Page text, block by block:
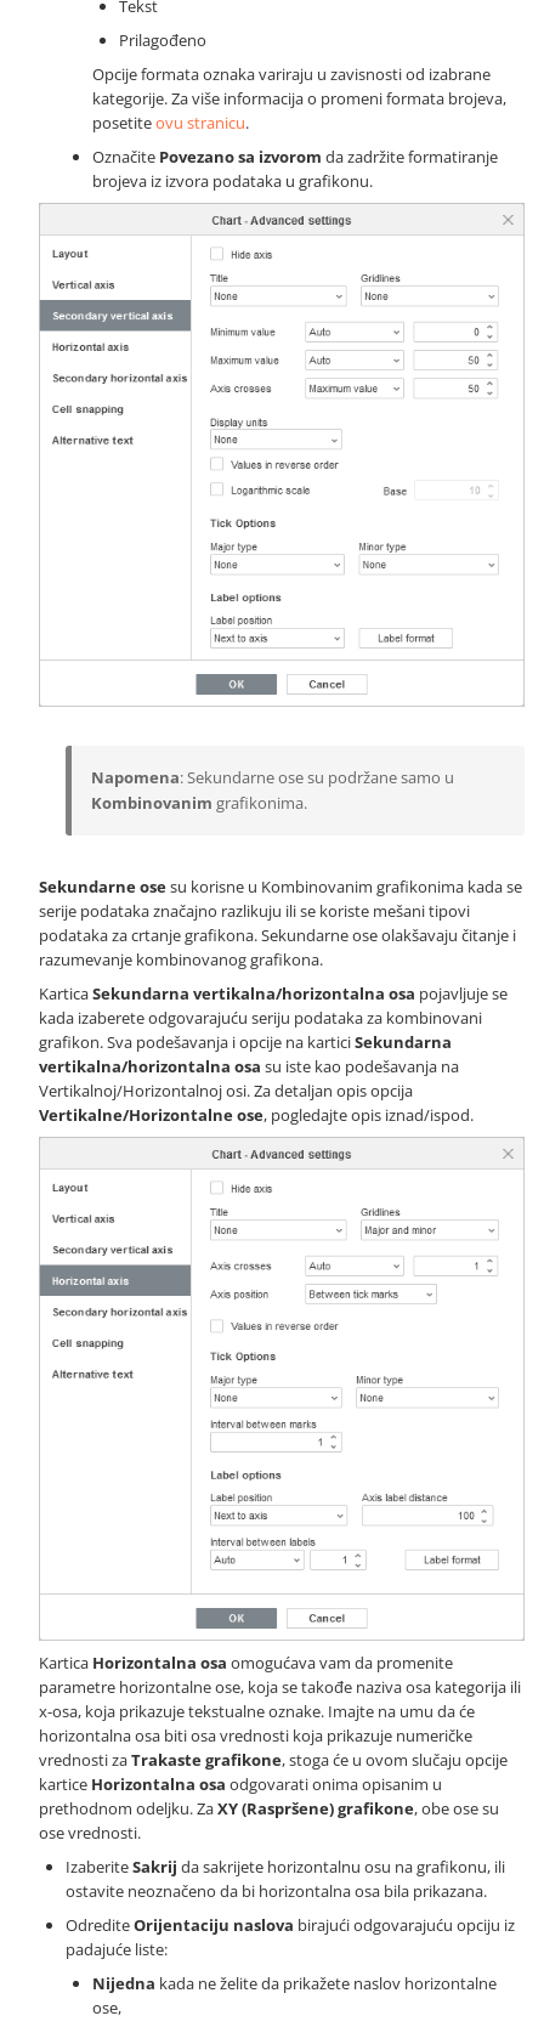
Tekst
Prilagođeno
Opcije formata oznaka variraju u zavisnosti od izabrane
kategorije. Za više informacija o promeni formata brojeva,
posetiteovu stranicu.
Označite Povezano sa izvorom da zadržite formatiranje
brojeva iz izvora podataka u grafikonu.
Napomena: Sekundarne ose su podržane samo u
Kombinovanim grafikonima.
Sekundarne osesu korisne u Kombinovanim grafikonima kada se
serije podataka značajno razlikuju ili se koriste mešani tipovi
podataka za crtanje grafikona. Sekundarne ose olakšavaju čitanje i
razumevanje kombinovanog grafikona.
KarticaSekundarna vertikalna/horizontalna osa pojavljuje se
kada izaberete odgovarajuću seriju podataka za kombinovani
grafikon. Sva podešavanja i opcije na karticiSekundarna
vertikalna/horizontalna osa su iste kao podešavanja na
Vertikalnoj/Horizontalnoj osi. Za detaljan opis opcija
Vertikalne/Horizontalne ose, pogledajte opis iznad/ispod.
Kartica Horizontalna osa omogućava vam da promenite
parametre horizontalne ose, koja se takođe naziva osa kategorija ili
x-osa, koja prikazuje tekstualne oznake. Imajte na umu da će
horizontalna osa biti osa vrednosti koja prikazuje numeričke
vrednosti zaTrakaste grafikone, stoga će u ovom slučaju opcije
kartice Horizontalna osa odgovarati onima opisanim u
prethodnom odeljku. ZaXY (Raspršene) grafikone, obe ose su
ose vrednosti.
IzaberiteSakrij da sakrijete horizontalnu osu na grafikonu, ili
ostavite neoznačeno da bi horizontalna osa bila prikazana.
OdrediteOrijentaciju naslova birajući odgovarajuću opciju iz
padajuće liste:
Nijedna kada ne želite da prikažete naslov horizontalne
ose,